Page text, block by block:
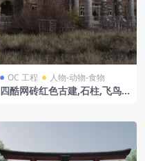
OC 工程 人物-动物-食物
四酷网砖红色古建,石柱,飞鸟